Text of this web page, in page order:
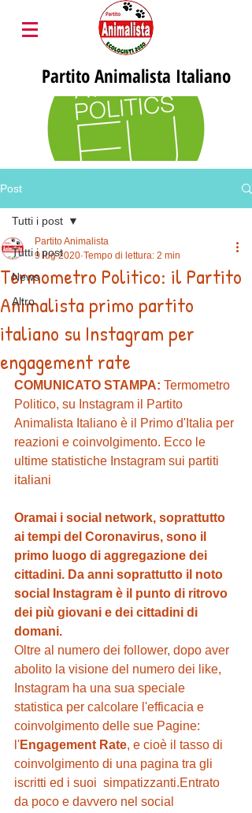
PartitoAnimalista Italiano
Post
Tutti i post
News
Altro
Tutti i post
Termometro Politico: il Partito
Animalista primo partito
italiano su Instagram per
engagement rate
Partito Animalista
9 lug 2020 Tempo di lettura: 2 min
COMUNICATO STAMPA: Termometro
Politico, su Instagram il Partito
Animalista Italiano è il Primo d'Italia per
reazioni e coinvolgimento. Ecco le
ultime statistiche Instagram sui partiti
italiani
Oramai i social network, soprattutto
ai tempi del Coronavirus, sono il
primo luogo di aggregazione dei
cittadini. Da anni soprattutto il noto
social Instagram è il punto di ritrovo
dei più giovani e dei cittadini di
domani.
Oltre al numero dei follower, dopo aver
abolito la visione del numero dei like,
Instagram ha una sua speciale
statistica per calcolare l'efficacia e
coinvolgimento delle sue Pagine:
l'Engagement Rate, e cioè il tasso di
coinvolgimento di una pagina tra gli
iscritti ed i suoi  simpatizzanti.Entrato
da poco e davvero nel social